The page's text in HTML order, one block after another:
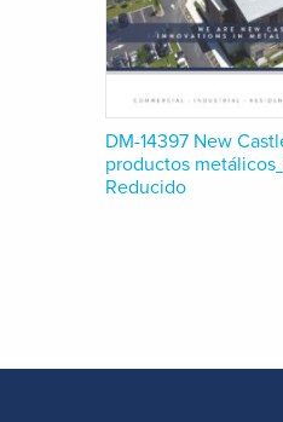
DM-14397 New
productos
Reducido